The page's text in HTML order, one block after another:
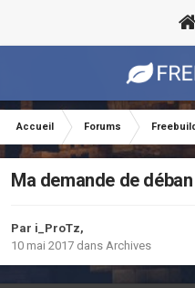
Accueil Forums
Ma demande de
Par i_ProTz,
10 mai 2017 dans Archives